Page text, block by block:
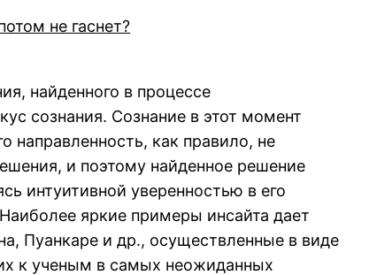
не гаснет?
найденного в процессе
сознания. Сознание в этот момент
как правило, не
и поэтому найденное решение
интуитивной уверенностью в его
яркие примеры инсайта дает
Пуанкаре и др., осуществленные в виде
к ученым в самых неожиданных